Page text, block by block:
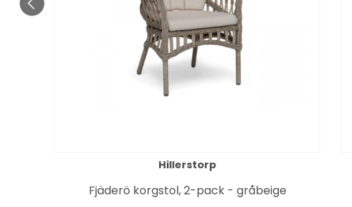
Hillerstorp
Fjäderö korgstol, 2-pack - gråbeige